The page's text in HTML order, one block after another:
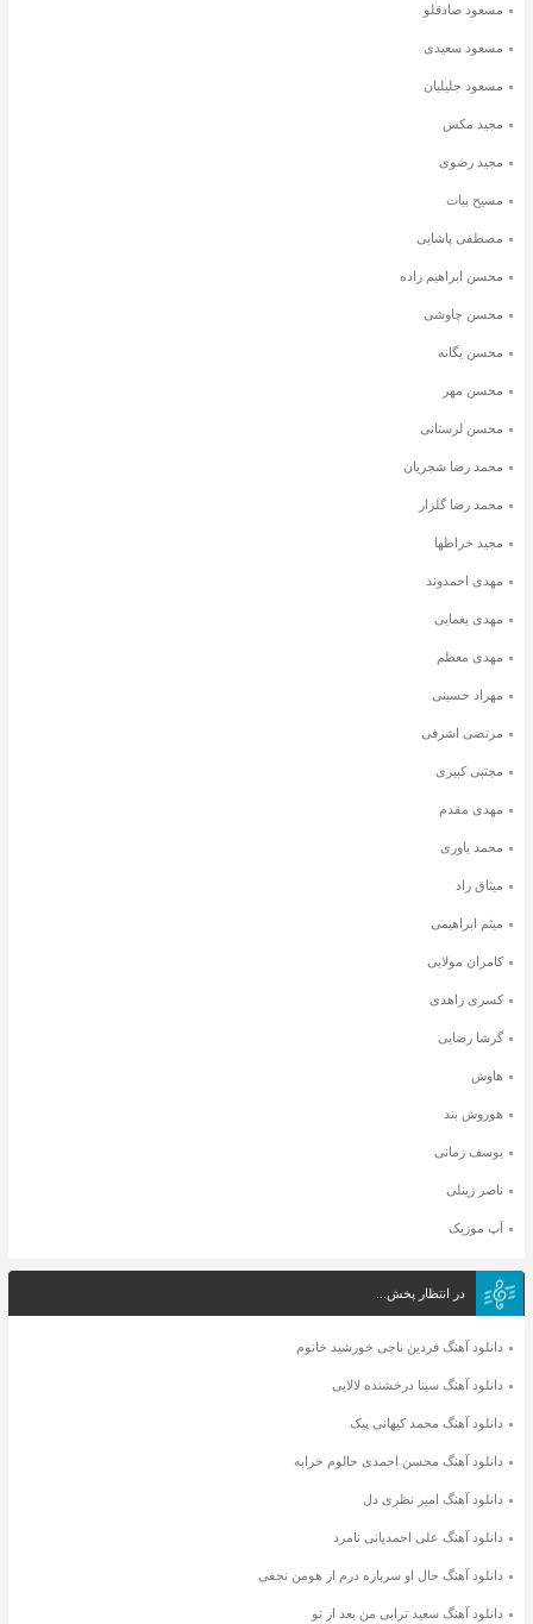
مسعود صادقلو
مسعود سعیدی
مسعود جلیلیان
مجید مکس
مجید رضوی
مسیح بیات
مصطفی پاشایی
محسن ابراهیم زاده
محسن چاوشی
محسن یگانه
محسن مهر
محسن لرستانی
محمد رضا شجریان
محمد رضا گلزار
مجید خراطها
مهدی احمدوند
مهدی یغمایی
مهدی معظم
مهراد حسینی
مرتضی اشرفی
مجتبی کبیری
مهدی مقدم
محمد یاوری
میثاق راد
میثم ابراهیمی
کامران مولایی
کسری زاهدی
گرشا رضایی
هاوش
هوروش بند
یوسف زمانی
ناصر زینلی
آپ موزیک
در انتظار پخش...
دانلود آهنگ فردین ناجی خورشید خانوم
دانلود آهنگ سینا درخشنده لالایی
دانلود آهنگ محمد کیهانی پیک
دانلود آهنگ محسن احمدی حالوم خرابه
دانلود آهنگ امیر نظری دل
دانلود آهنگ علی احمدیانی نامرد
دانلود آهنگ حال او سربازه درم از هومن نجفی
دانلود آهنگ سعید ترابی من بعد از تو